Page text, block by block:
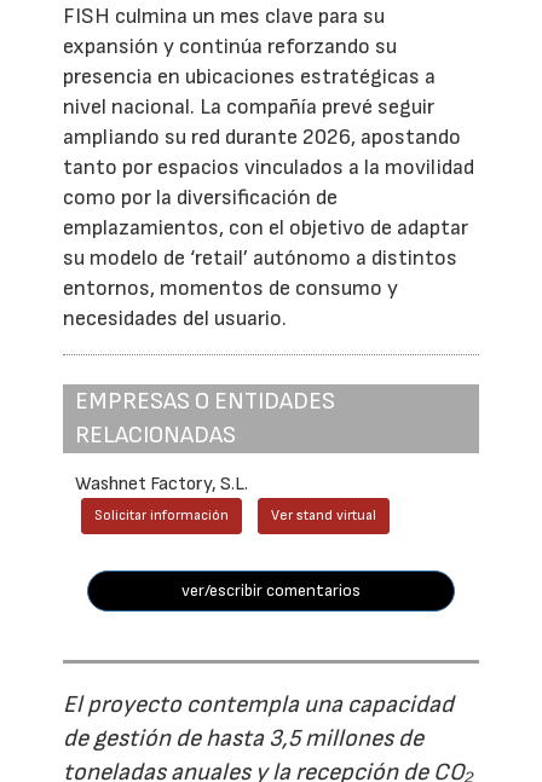
FISH culmina un mes clave para su
expansión y continúa reforzando su
presencia en ubicaciones estratégicas a
nivel nacional. La compañía prevé seguir
ampliando su red durante 2026, apostando
tanto por espacios vinculados a la movilidad
como por la diversificación de
emplazamientos, con el objetivo de adaptar
su modelo de ‘retail’ autónomo a distintos
entornos, momentos de consumo y
necesidades del usuario.
EMPRESAS O ENTIDADES
RELACIONADAS
Washnet Factory, S.L.
Solicitar información Ver stand virtual
ver/escribir comentarios
El proyecto contempla una capacidad
de gestión de hasta 3,5 millones de
toneladas anuales y la recepción de CO₂